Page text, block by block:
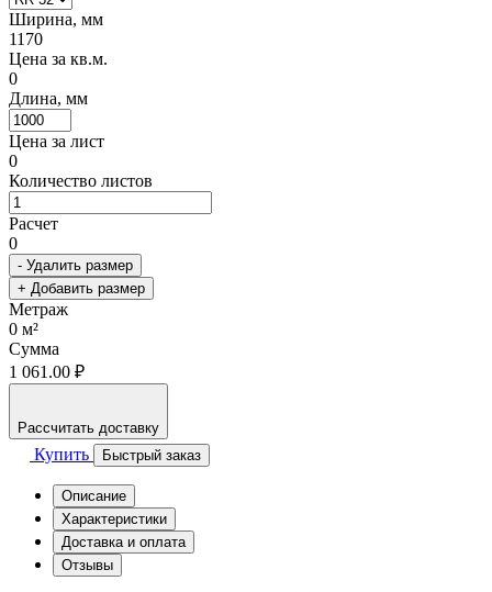
Ширина, мм
1170
Цена за кв.м.
0
Длина, мм
Цена за лист
0
Количество листов
Расчет
0
- Удалить размер
+ Добавить размер
Метраж
0 м²
Сумма
1 061.00 ₽
Рассчитать доставку
Купить Быстрый заказ
Описание
Характеристики
Доставка и оплата
Отзывы